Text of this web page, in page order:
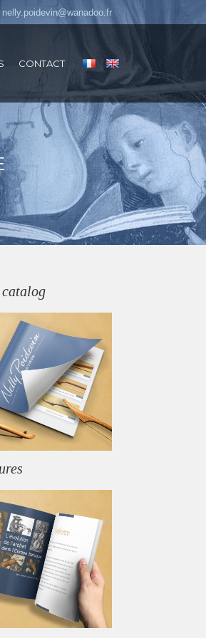
nelly.poidevin@wanadoo.fr
CONTACT
catalog